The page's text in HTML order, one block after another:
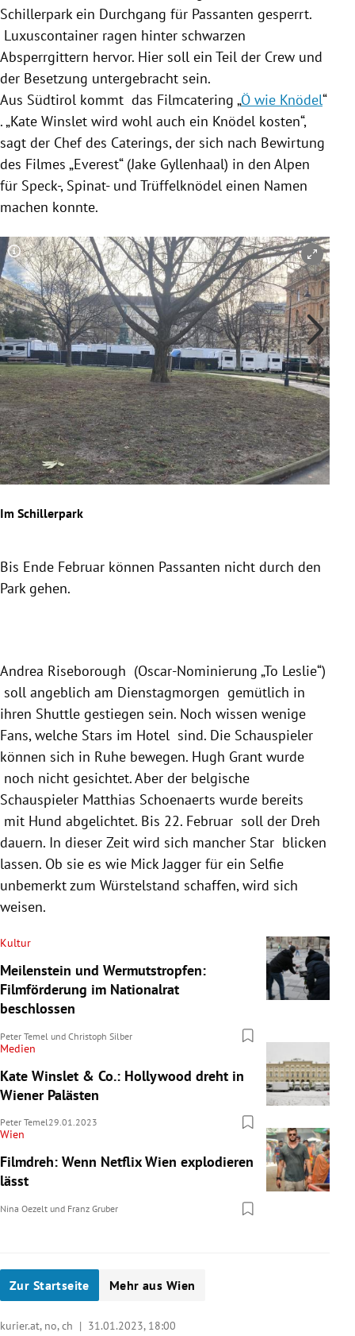
Schillerpark ein Durchgang für Passanten gesperrt.
Luxuscontainer ragen hinter schwarzen
Absperrgittern hervor. Hier soll ein Teil der Crew und
der Besetzung untergebracht sein.
Aus Südtirol kommt das Filmcatering „Ö wie Knödel“
. „Kate Winslet wird wohl auch ein Knödel kosten“,
sagt der Chef des Caterings, der sich nach Bewirtung
des Filmes „Everest“ (Jake Gyllenhaal) in den Alpen
für Speck-, Spinat- und Trüffelknödel einen Namen
machen konnte.
Copyright-Hinweis öffnen/schließen
Im Schillerpark
Bis Ende Februar können Passanten nicht durch den
Park gehen.
Andrea Riseborough (Oscar-Nominierung „To Leslie“)
soll angeblich am Dienstagmorgen gemütlich in
ihren Shuttle gestiegen sein. Noch wissen wenige
Fans, welche Stars im Hotel sind. Die Schauspieler
können sich in Ruhe bewegen. Hugh Grant wurde
noch nicht gesichtet. Aber der belgische
Schauspieler Matthias Schoenaerts wurde bereits
mit Hund abgelichtet. Bis 22. Februar soll der Dreh
dauern. In dieser Zeit wird sich mancher Star blicken
lassen. Ob sie es wie Mick Jagger für ein Selfie
unbemerkt zum Würstelstand schaffen, wird sich
weisen.
Kultur
Meilenstein und Wermutstropfen:
Filmförderung im Nationalrat
beschlossen
Peter Temel und Christoph Silber
Medien
Kate Winslet & Co.: Hollywood dreht in
Wiener Palästen
Peter Temel29.01.2023
Wien
Filmdreh: Wenn Netflix Wien explodieren
lässt
Nina Oezelt und Franz Gruber
Zur Startseite Mehr aus Wien
kurier.at, no, ch | 31.01.2023, 18:00